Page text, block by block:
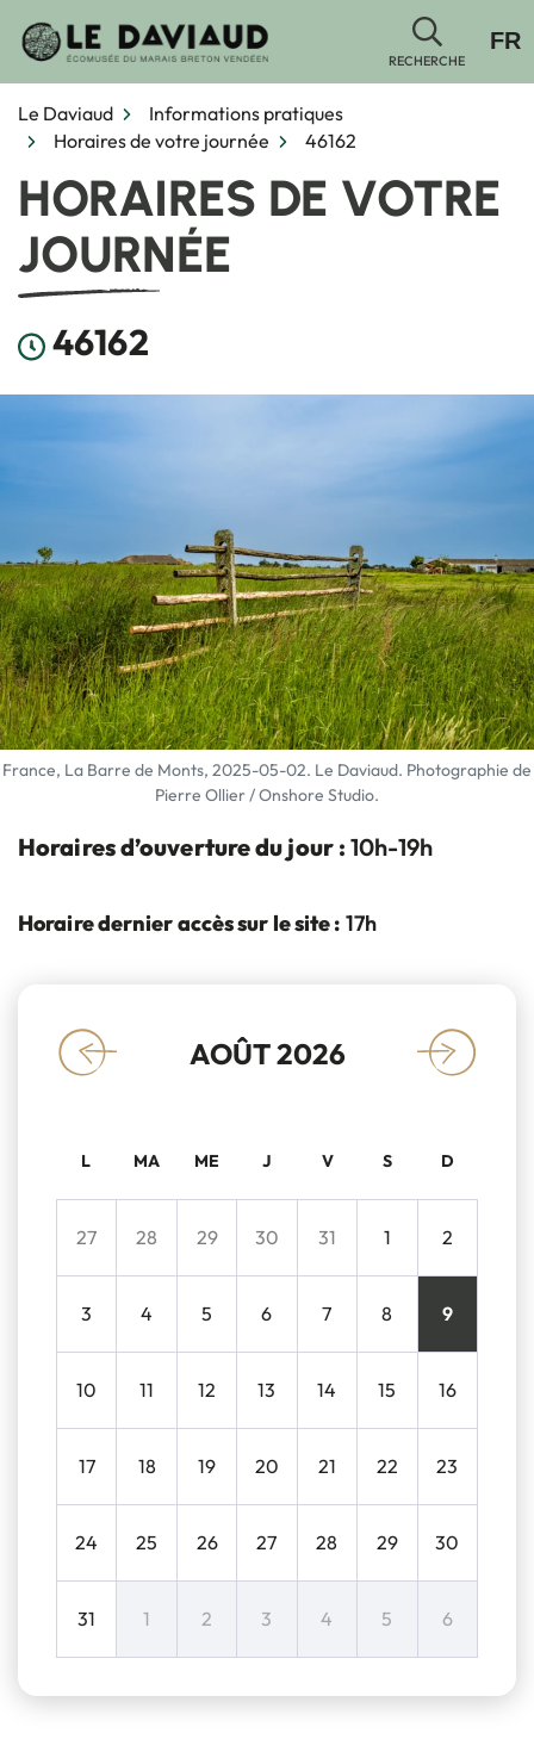
RECHERCHE
FR
Le Daviaud
Informations pratiques
Horaires de votre journée
46162
HORAIRES DE VOTRE
JOURNÉE
46162
France, La Barre de Monts, 2025-05-02. Le Daviaud. Photographie de
Pierre Ollier / Onshore Studio.
Horaires d’ouverture du jour : 10h-19h
Horaire dernier accès sur le site : 17h
« AOÛT 2026 »
L MA ME J V S D
27 28 29 30 31 1 2
3 4 5 6 7 8 9
10 11 12 13 14 15 16
17 18 19 20 21 22 23
24 25 26 27 28 29 30
31 1 2 3 4 5 6